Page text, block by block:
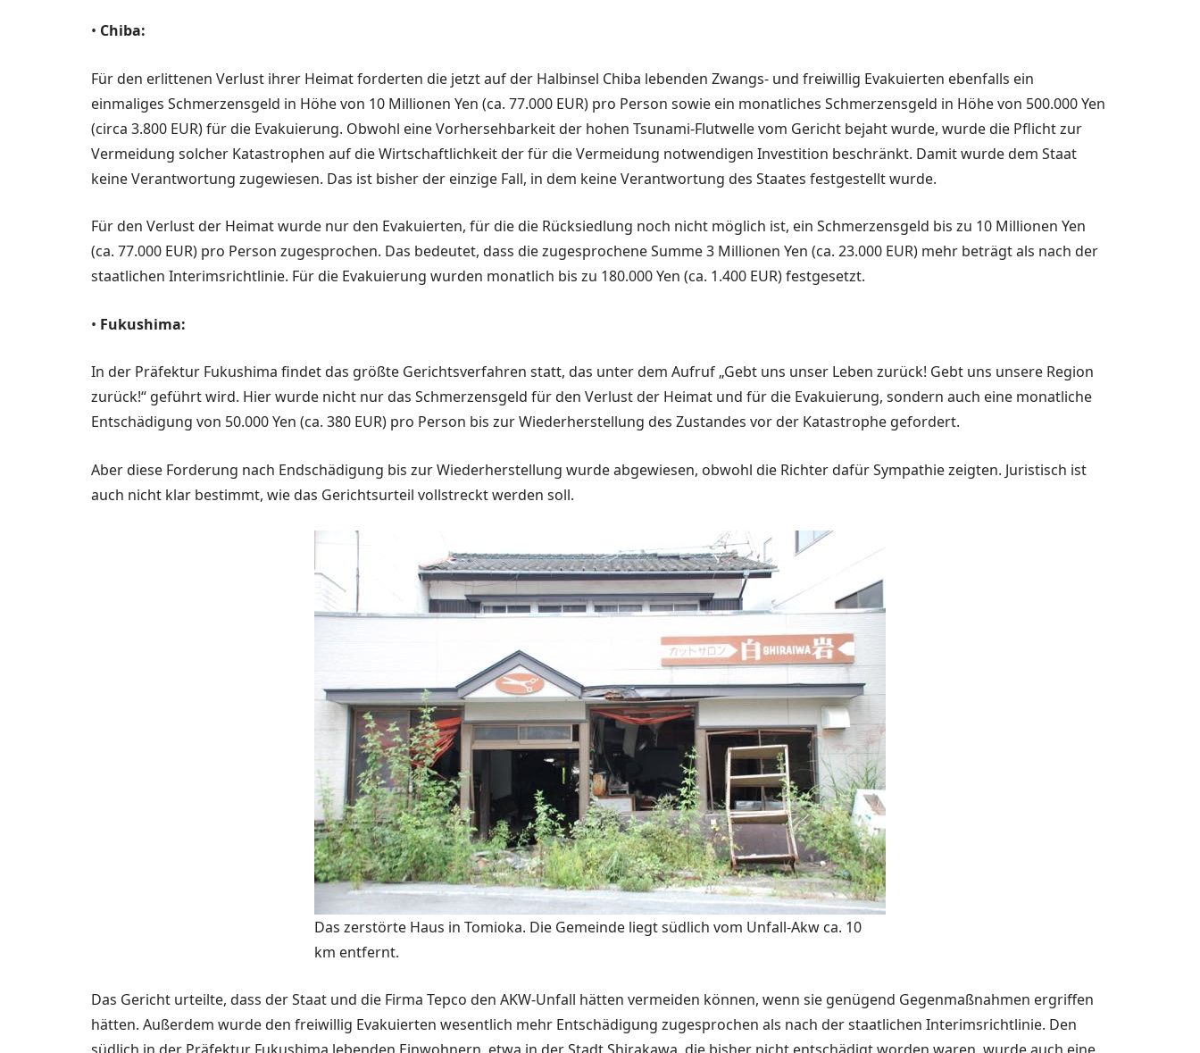
• Chiba:
Für den erlittenen Verlust ih­rer Heimat forderten die jetzt auf der Halbinsel Chiba le­benden Zwangs- und freiwil­lig Evakuierten ebenfalls ein
einmaliges Schmerzensgeld in Höhe von 10 Millionen Yen (ca. 77.000 EUR) pro Person sowie ein monatliches Schmer­zensgeld in Höhe von 500.000 Yen
(circa 3.800 EUR) für die Evakuierung. Obwohl eine Vorhersehbarkeit der hohen Tsunami-Flutwelle vom Ge­richt bejaht wurde, wurde die Pflicht zur
Vermeidung solcher Katastrophen auf die Wirtschaftlichkeit der für die Vermeidung notwendigen Investition beschränkt. Damit wurde dem Staat
keine Ver­antwortung zugewiesen. Das ist bisher der einzige Fall, in dem keine Verantwortung des Staates festgestellt wurde.
Für den Verlust der Heimat wurde nur den Evakuierten, für die die Rücksiedlung noch nicht möglich ist, ein Schmer­zensgeld bis zu 10 Millionen Yen
(ca. 77.000 EUR) pro Person zugesprochen. Das be­deutet, dass die zugesprochene Summe 3 Millionen Yen (ca. 23.000 EUR) mehr beträgt als nach der
staatlichen Interims­richtlinie. Für die Evakuie­rung wurden monatlich bis zu 180.000 Yen (ca. 1.400 EUR) festgesetzt.
• Fukushima:
In der Präfektur Fukushima findet das größte Gerichtsver­fahren statt, das unter dem Aufruf „Gebt uns unser Leben zurück! Gebt uns unsere Re­gion
zurück!“ geführt wird. Hier wurde nicht nur das Schmerzensgeld für den Ver­lust der Heimat und für die Evakuierung, sondern auch eine monatliche
Entschädi­gung von 50.000 Yen (ca. 380 EUR) pro Person bis zur Wiederherstellung des Zustandes vor der Katastrophe gefordert.
Aber diese Forderung nach Endschädigung bis zur Wie­derherstellung wurde abge­wiesen, obwohl die Richter dafür Sympathie zeigten. Ju­ristisch ist
auch nicht klar be­stimmt, wie das Gerichtsurteil vollstreckt werden soll.
Das zerstörte Haus in Tomioka. Die Gemeinde liegt südlich vom Unfall-Akw ca. 10
km entfernt.
Das Gericht urteilte, dass der Staat und die Firma Tepco den AKW-Unfall hätten vermei­den können, wenn sie genü­gend Gegenmaßnahmen er­griffen
hätten. Außerdem wurde den freiwillig Evaku­ierten wesentlich mehr Ent­schädigung zugesprochen als nach der staatlichen Interims­richtlinie. Den